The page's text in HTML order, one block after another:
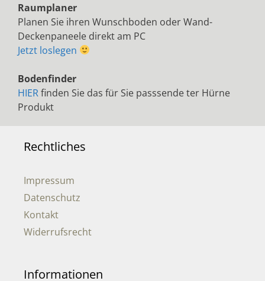
Raumplaner
Planen Sie ihren Wunschboden oder Wand-
Deckenpaneele direkt am PC
Jetzt loslegen
Bodenfinder
HIERfinden Sie das für Sie passsende ter Hürne
Produkt
Rechtliches
Impressum
Datenschutz
Kontakt
Widerrufsrecht
Informationen